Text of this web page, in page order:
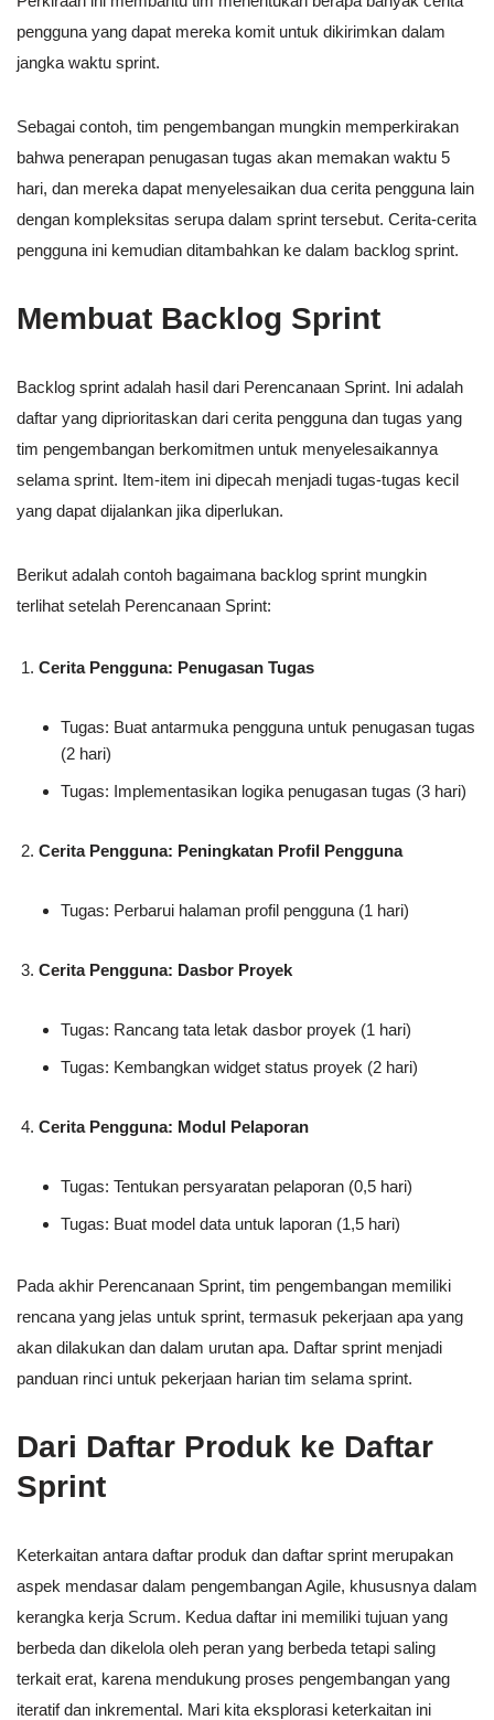
pengguna yang dapat mereka komit untuk dikirimkan dalam
jangka waktu sprint.
Sebagai contoh, tim pengembangan mungkin memperkirakan
bahwa penerapan penugasan tugas akan memakan waktu 5
hari, dan mereka dapat menyelesaikan dua cerita pengguna lain
dengan kompleksitas serupa dalam sprint tersebut. Cerita-cerita
pengguna ini kemudian ditambahkan ke dalam backlog sprint.
Membuat Backlog Sprint
Backlog sprint adalah hasil dari Perencanaan Sprint. Ini adalah
daftar yang diprioritaskan dari cerita pengguna dan tugas yang
tim pengembangan berkomitmen untuk menyelesaikannya
selama sprint. Item-item ini dipecah menjadi tugas-tugas kecil
yang dapat dijalankan jika diperlukan.
Berikut adalah contoh bagaimana backlog sprint mungkin
terlihat setelah Perencanaan Sprint:
Cerita Pengguna: Penugasan Tugas
Tugas: Buat antarmuka pengguna untuk penugasan tugas
(2 hari)
Tugas: Implementasikan logika penugasan tugas (3 hari)
Cerita Pengguna: Peningkatan Profil Pengguna
Tugas: Perbarui halaman profil pengguna (1 hari)
Cerita Pengguna: Dasbor Proyek
Tugas: Rancang tata letak dasbor proyek (1 hari)
Tugas: Kembangkan widget status proyek (2 hari)
Cerita Pengguna: Modul Pelaporan
Tugas: Tentukan persyaratan pelaporan (0,5 hari)
Tugas: Buat model data untuk laporan (1,5 hari)
Pada akhir Perencanaan Sprint, tim pengembangan memiliki
rencana yang jelas untuk sprint, termasuk pekerjaan apa yang
akan dilakukan dan dalam urutan apa. Daftar sprint menjadi
panduan rinci untuk pekerjaan harian tim selama sprint.
Dari Daftar Produk ke Daftar
Sprint
Keterkaitan antara daftar produk dan daftar sprint merupakan
aspek mendasar dalam pengembangan Agile, khususnya dalam
kerangka kerja Scrum. Kedua daftar ini memiliki tujuan yang
berbeda dan dikelola oleh peran yang berbeda tetapi saling
terkait erat, karena mendukung proses pengembangan yang
iteratif dan inkremental. Mari kita eksplorasi keterkaitan ini